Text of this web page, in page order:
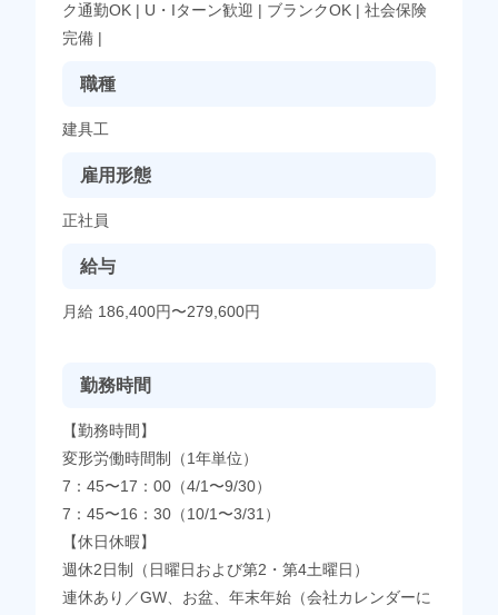
ク通勤OK | U・Iターン歓迎 | ブランクOK | 社会保険
完備 |
職種
建具工
雇用形態
正社員
給与
月給 186,400円〜279,600円
勤務時間
【勤務時間】
変形労働時間制（1年単位）
7：45〜17：00（4/1〜9/30）
7：45〜16：30（10/1〜3/31）
【休日休暇】
週休2日制（日曜日および第2・第4土曜日）
連休あり／GW、お盆、年末年始（会社カレンダーに